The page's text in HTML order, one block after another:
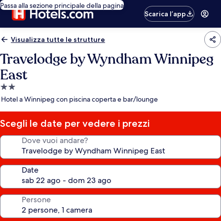
Passa alla sezione principale della pagina
Scarica l’app
Visualizza tutte le strutture
Travelodge by Wyndham Winnipeg
East
Struttura
a
stelle
Hotel a Winnipeg con piscina coperta e bar/lounge
Scegli le date per vedere i prezzi
Dove vuoi andare?
Date
Persone